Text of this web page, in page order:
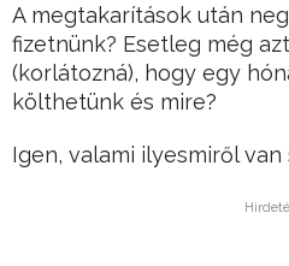
A megtakarítások után
fizetnünk? Esetleg még
(korlátozná), hogy egy
költhetünk és mire?
Igen, valami ilyesmiről van